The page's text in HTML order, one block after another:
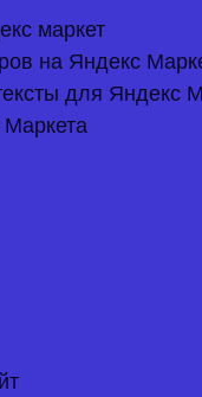
маркет
на Яндекс
для Яндекс